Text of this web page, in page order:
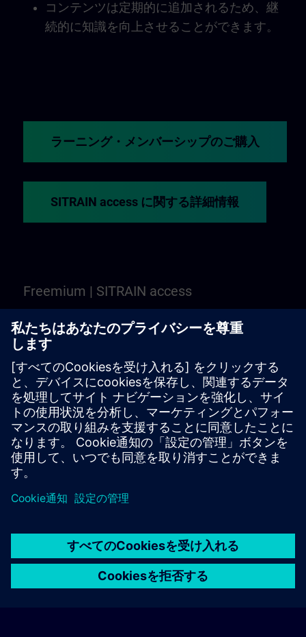
explore timeline
コンテンツは定期的に追加されるため、継
続的に知識を向上させることができます。
ラーニング・メンバーシップのご購入
SITRAIN access に関する詳細情報
Freemium | SITRAIN access
まだ迷っていますか？「Freemium」では、
accessによる厳選されたウェブベースのトレーニ
コースを体験いただけます。 無料でご利用いただ
め、「Learning Membership」への登録は不要です
Freemium | SITRAIN access をお試しくださ